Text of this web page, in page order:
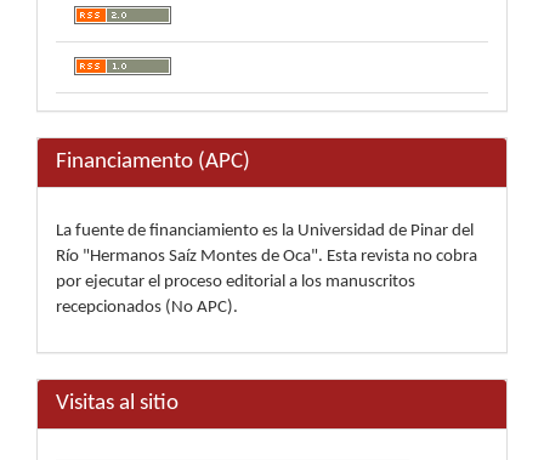
Financiamento (APC)
La fuente de financiamiento es la Universidad de Pinar del
Río "Hermanos Saíz Montes de Oca". Esta revista no cobra
por ejecutar el proceso editorial a los manuscritos
recepcionados (No APC).
Visitas al sitio